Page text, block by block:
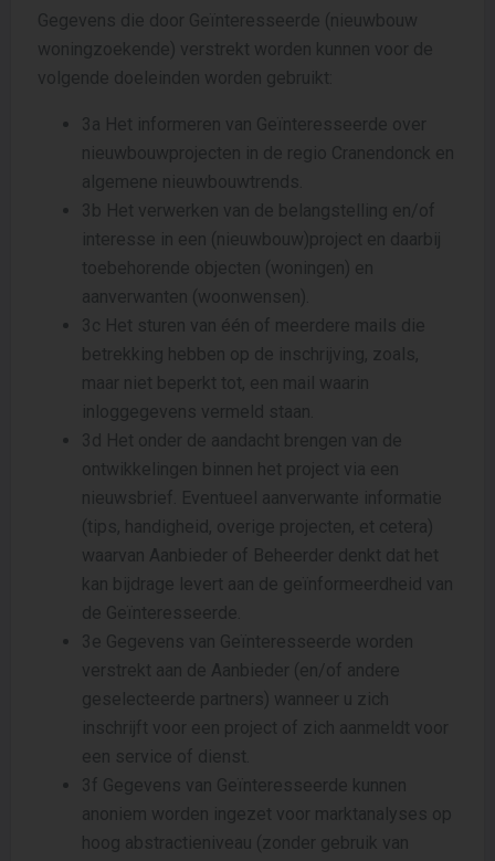
Gegevens die door Geïnteresseerde (nieuwbouw
woningzoekende) verstrekt worden kunnen voor de
volgende doeleinden worden gebruikt:
3a Het informeren van Geïnteresseerde over
nieuwbouwprojecten in de regio Cranendonck en
algemene nieuwbouwtrends.
3b Het verwerken van de belangstelling en/of
interesse in een (nieuwbouw)project en daarbij
toebehorende objecten (woningen) en
aanverwanten (woonwensen).
3c Het sturen van één of meerdere mails die
betrekking hebben op de inschrijving, zoals,
maar niet beperkt tot, een mail waarin
inloggegevens vermeld staan.
3d Het onder de aandacht brengen van de
ontwikkelingen binnen het project via een
nieuwsbrief. Eventueel aanverwante informatie
(tips, handigheid, overige projecten, et cetera)
waarvan Aanbieder of Beheerder denkt dat het
kan bijdrage levert aan de geïnformeerdheid van
de Geïnteresseerde.
3e Gegevens van Geïnteresseerde worden
verstrekt aan de Aanbieder (en/of andere
geselecteerde partners) wanneer u zich
inschrijft voor een project of zich aanmeldt voor
een service of dienst.
3f Gegevens van Geïnteresseerde kunnen
anoniem worden ingezet voor marktanalyses op
hoog abstractieniveau (zonder gebruik van